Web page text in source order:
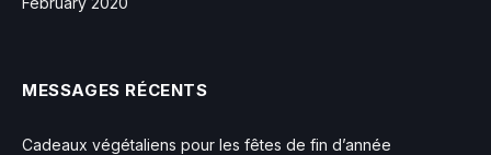
MESSAGES RÉCENTS
Cadeaux végétaliens pour les fêtes de fin d’année